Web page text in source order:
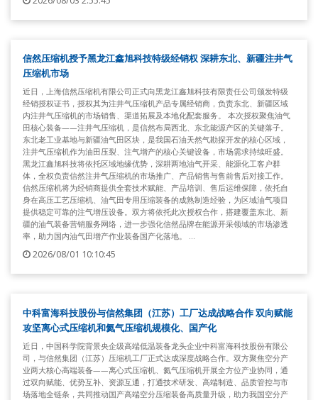
信然压缩机授予黑龙江鑫旭科技特级经销权 深耕东北、新疆注井气
压缩机市场
近日，上海信然压缩机有限公司正式向黑龙江鑫旭科技有限责任公司颁发特级
经销授权证书，授权其为注井气压缩机产品专属经销商，负责东北、新疆区域
内注井气压缩机的市场销售、渠道拓展及本地化配套服务。 本次授权聚焦油气
田核心装备——注井气压缩机，是信然布局西北、东北能源产区的关键落子。
东北老工业基地与新疆油气田区块，是我国石油天然气勘探开发的核心区域，
注井气压缩机作为油田压裂、注气增产的核心关键设备，市场需求持续旺盛。
黑龙江鑫旭科技将依托区域地缘优势，深耕两地油气开采、能源化工客户群
体，全权负责信然注井气压缩机的市场推广、产品销售与售前售后对接工作。
信然压缩机将为经销商提供全套技术赋能、产品培训、售后运维保障，依托自
身在高压工艺压缩机、油气田专用压缩装备的成熟制造经验，为区域油气项目
提供稳定可靠的注气增压设备。双方将依托此次授权合作，搭建覆盖东北、新
疆的油气装备营销服务网络，进一步强化信然品牌在能源开采领域的市场渗透
率，助力国内油气田增产作业装备国产化落地。 ...
2026/08/01 10:10:45
中科富海科技股份与信然集团（江苏）工厂达成战略合作 双向赋能
攻坚离心式压缩机和氦气压缩机规模化、国产化
近日，中国科学院背景央企级高端低温装备龙头企业中科富海科技股份有限公
司，与信然集团（江苏）压缩机工厂正式达成深度战略合作。双方聚焦空分产
业两大核心高端装备——离心式压缩机、氦气压缩机开展全方位产业协同，通
过双向赋能、优势互补、资源互通，打通技术研发、高端制造、品质管控与市
场落地全链条，共同推动国产高端空分压缩装备高质量升级，助力我国空分产